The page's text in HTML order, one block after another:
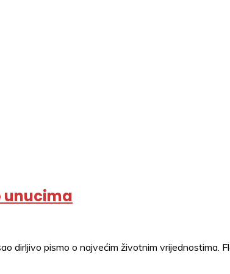
unucima
dirljivo pismo o najvećim životnim vrijednostima.